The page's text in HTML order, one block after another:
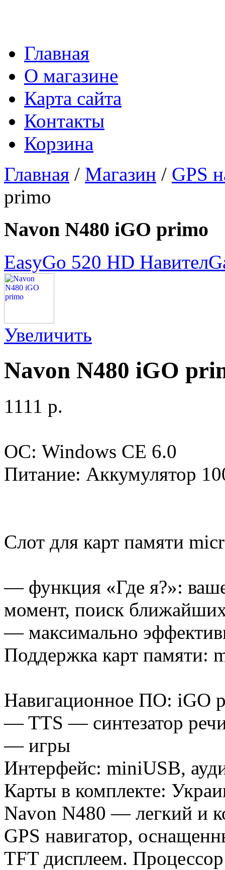
Главная
О магазине
Карта сайта
Контакты
Корзина
Главная / Магазин / GPS
primo
Navon N480 iGO primo
EasyGo 520 HD Навител
Увеличить
Navon N480 iGO
1111 p.
ОС: Windows CE 6.0
Питание: Аккумулятор
Слот для карт памяти
— функция «Где я?»:
момент, поиск
— максимально
Поддержка карт памяти:
Навигационное ПО: iGO
— TTS — синтезатор речи
— игры
Интерфейс: miniUSB,
Карты в комплекте:
Navon N480 — легкий и
GPS навигатор,
TFT дисплеем.